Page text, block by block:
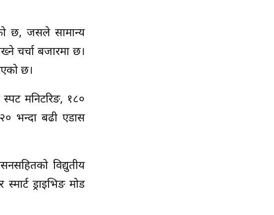
छ, जसले सामान्य
चर्चा बजारमा छ।
छ।
स्पट मनिटरिङ, १८०
२० भन्दा बढी एडास
विद्युतीय
ड्राइभिङ मोड